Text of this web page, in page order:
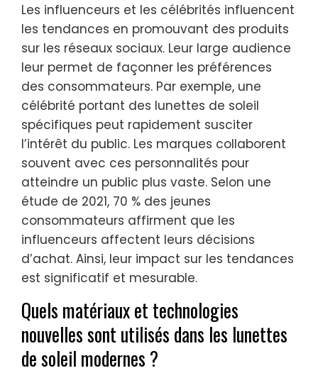
Les influenceurs et les célébrités influencent
les tendances en promouvant des produits
sur les réseaux sociaux. Leur large audience
leur permet de façonner les préférences
des consommateurs. Par exemple, une
célébrité portant des lunettes de soleil
spécifiques peut rapidement susciter
l’intérêt du public. Les marques collaborent
souvent avec ces personnalités pour
atteindre un public plus vaste. Selon une
étude de 2021, 70 % des jeunes
consommateurs affirment que les
influenceurs affectent leurs décisions
d’achat. Ainsi, leur impact sur les tendances
est significatif et mesurable.
Quels matériaux et technologies
nouvelles sont utilisés dans les lunettes
de soleil modernes ?